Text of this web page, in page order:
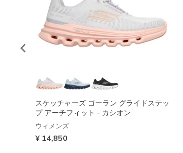
スケッチャーズ ゴーラン グライドステッ
プ アーチフィット - カシオン
ウィメンズ
¥ 14,850